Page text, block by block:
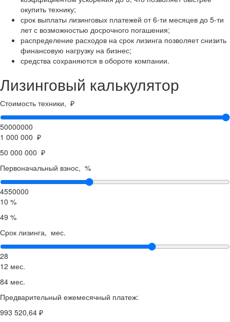
окупить технику;
срок выплаты лизинговых платежей от 6-ти месяцев до 5-ти
лет с возможностью досрочного погашения;
распределение расходов на срок лизинга позволяет снизить
финансовую нагрузку на бизнес;
средства сохраняются в обороте компании.
Лизинговый калькулятор
Стоимость техники, ₽
50000000
1 000 000 ₽
50 000 000 ₽
Первоначальный взнос, %
4550000
10 %
49 %
Срок лизинга, мес.
28
12 мес.
84 мес.
Предварительный ежемесячный платеж:
993 520,64 ₽